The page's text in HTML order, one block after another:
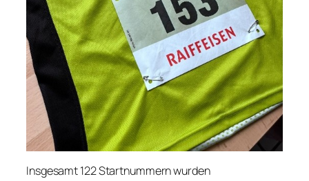
Insgesamt 122 Startnummern wurden